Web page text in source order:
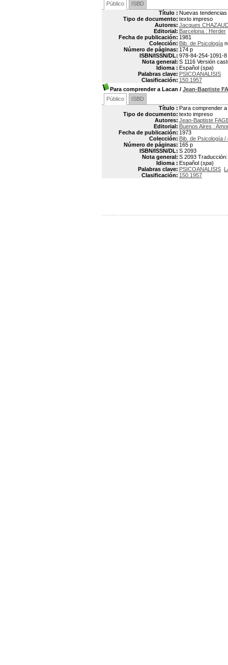
Público
ISBD
Título : Nuevas
Tipo de documento: texto impreso
Autores: Jacques
Editorial: Barcelona : Herder
Fecha de publicación: 1981
Colección: Bib. de Psicología
Número de páginas: 174 p
ISBN/ISSN/DL: 978-84-254-1091-8
Nota general: S 1116 Versión
Idioma : Español (spa)
Palabras clave: PSICOANALISIS
Clasificación: 150.1957
Para comprender a Lacan / Jean-Baptiste
Público
ISBD
Título : Para comprender
Tipo de documento: texto impreso
Autores: Jean-Baptiste
Editorial: Buenos Aires :
Fecha de publicación: 1973
Colección: Bib. de Psicología
Número de páginas: 165 p
ISBN/ISSN/DL: S 2093
Nota general: S 2093
Idioma : Español (spa)
Palabras clave: PSICOANALISIS
Clasificación: 150.1957